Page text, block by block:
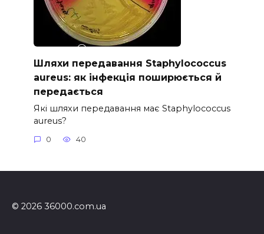
Шляхи передавання Staphylococcus
aureus: як інфекція поширюється й
передається
Які шляхи передавання має Staphylococcus
aureus?
0 40
© 2026 36000.com.ua